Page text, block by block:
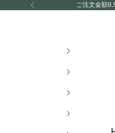
前へ ご注文金額